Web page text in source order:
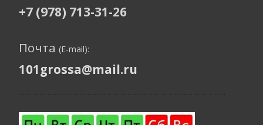
+7 (978) 713-31-26
Почта (E-mail):
101grossa@mail.ru